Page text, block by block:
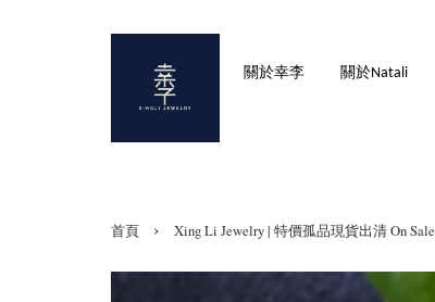
關於幸李 關於Natali
首頁 › Xing Li Jewelry | 特價孤品現貨出清 On Sale